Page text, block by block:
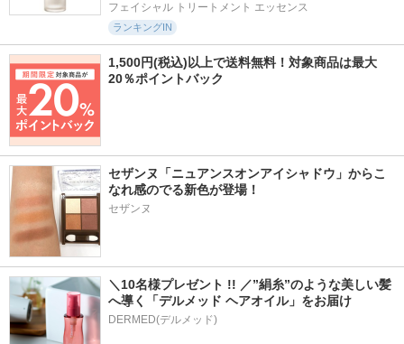
フェイシャル トリートメント エッセンス
ランキングIN
1,500円(税込)以上で送料無料！対象商品は最大
20％ポイントバック
セザンヌ「ニュアンスオンアイシャドウ」からこ
なれ感のでる新色が登場！
セザンヌ
＼10名様プレゼント !! ／”絹糸”のような美しい髪
へ導く「デルメッド ヘアオイル」をお届け
DERMED(デルメッド)